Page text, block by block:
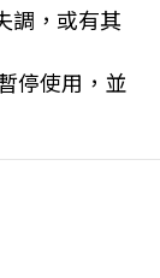
調，或有其
停使用，並